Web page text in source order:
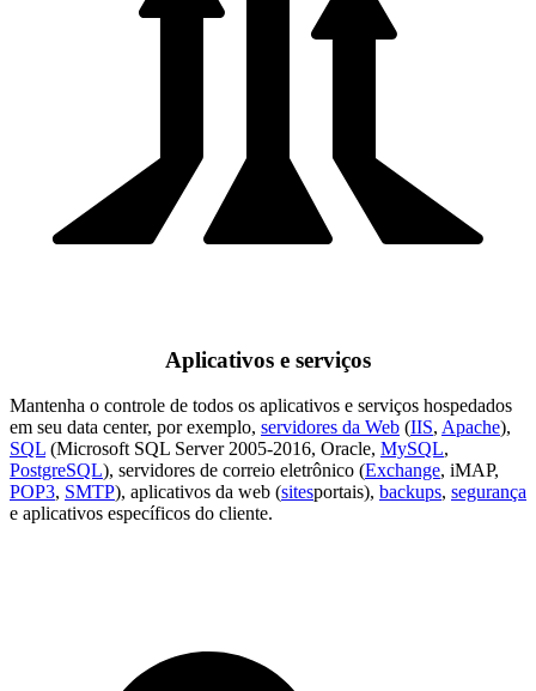
Aplicativos e serviços
Mantenha o controle de todos os aplicativos e serviços hospedados
em seu data center, por exemplo, servidores da Web (IIS, Apache),
SQL (Microsoft SQL Server 2005-2016, Oracle, MySQL,
PostgreSQL), servidores de correio eletrônico (Exchange, iMAP,
POP3, SMTP), aplicativos da web (sitesportais), backups, segurança
e aplicativos específicos do cliente.